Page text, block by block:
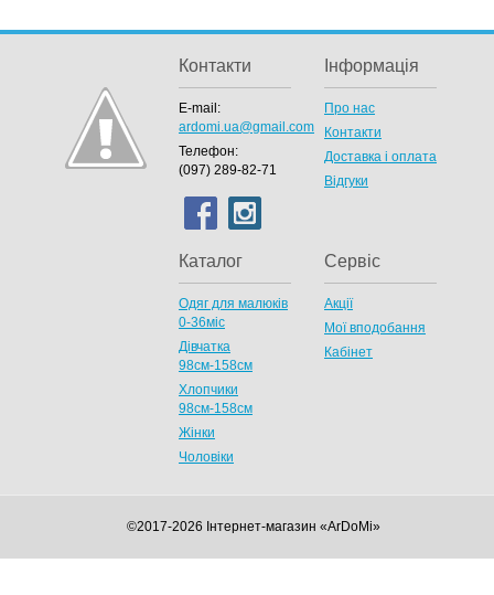
Контакти
E-mail:
ardomi.ua@gmail.com
Телефон:
(097) 289-82-71
Інформація
Про нас
Контакти
Доставка і оплата
Відгуки
Каталог
Одяг для малюків
0-36міс
Дівчатка
98cм-158см
Хлопчики
98см-158см
Жінки
Чоловіки
Сервіс
Акції
Мої вподобання
Кабінет
©2017-2026 Інтернет-магазин «ArDoMi»